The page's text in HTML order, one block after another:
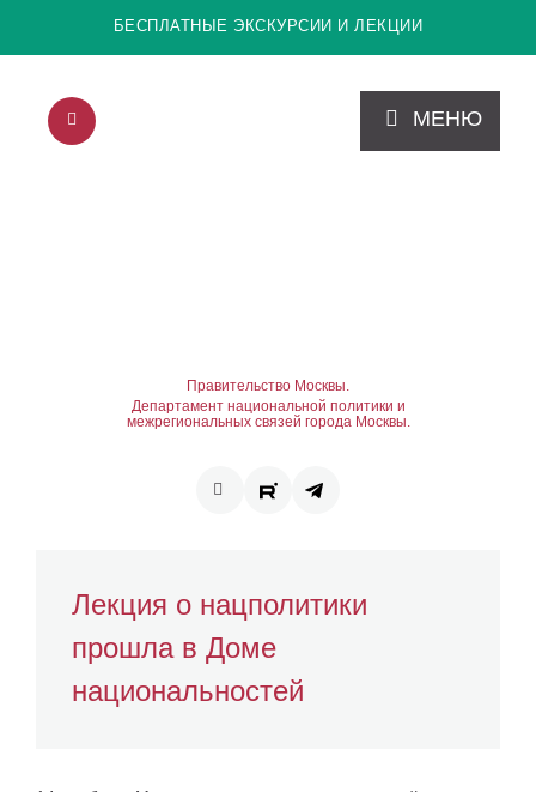
БЕСПЛАТНЫЕ ЭКСКУРСИИ И ЛЕКЦИИ
МЕНЮ
Правительство Москвы.
Департамент национальной политики и
межрегиональных связей города Москвы.
Лекция о нацполитики
прошла в Доме
национальностей